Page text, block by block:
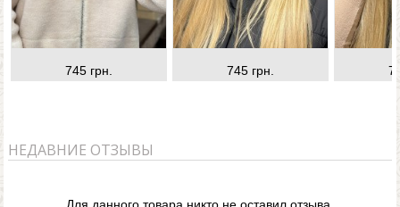
745 грн. 745 грн.
НЕДАВНИЕ ОТЗЫВЫ